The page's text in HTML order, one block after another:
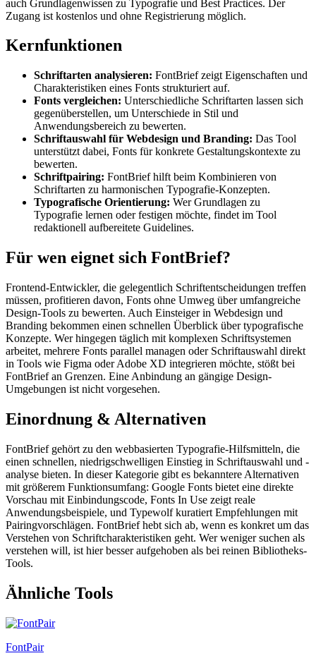
auch Grundlagenwissen zu Typografie und Best Practices. Der
Zugang ist kostenlos und ohne Registrierung möglich.
Kernfunktionen
Schriftarten analysieren: FontBrief zeigt Eigenschaften und
Charakteristiken eines Fonts strukturiert auf.
Fonts vergleichen: Unterschiedliche Schriftarten lassen sich
gegenüberstellen, um Unterschiede in Stil und
Anwendungsbereich zu bewerten.
Schriftauswahl für Webdesign und Branding: Das Tool
unterstützt dabei, Fonts für konkrete Gestaltungskontexte zu
bewerten.
Schriftpairing: FontBrief hilft beim Kombinieren von
Schriftarten zu harmonischen Typografie-Konzepten.
Typografische Orientierung: Wer Grundlagen zu
Typografie lernen oder festigen möchte, findet im Tool
redaktionell aufbereitete Guidelines.
Für wen eignet sich FontBrief?
Frontend-Entwickler, die gelegentlich Schriftentscheidungen treffen
müssen, profitieren davon, Fonts ohne Umweg über umfangreiche
Design-Tools zu bewerten. Auch Einsteiger in Webdesign und
Branding bekommen einen schnellen Überblick über typografische
Konzepte. Wer hingegen täglich mit komplexen Schriftsystemen
arbeitet, mehrere Fonts parallel managen oder Schriftauswahl direkt
in Tools wie Figma oder Adobe XD integrieren möchte, stößt bei
FontBrief an Grenzen. Eine Anbindung an gängige Design-
Umgebungen ist nicht vorgesehen.
Einordnung & Alternativen
FontBrief gehört zu den webbasierten Typografie-Hilfsmitteln, die
einen schnellen, niedrigschwelligen Einstieg in Schriftauswahl und -
analyse bieten. In dieser Kategorie gibt es bekanntere Alternativen
mit größerem Funktionsumfang: Google Fonts bietet eine direkte
Vorschau mit Einbindungscode, Fonts In Use zeigt reale
Anwendungsbeispiele, und Typewolf kuratiert Empfehlungen mit
Pairingvorschlägen. FontBrief hebt sich ab, wenn es konkret um das
Verstehen von Schriftcharakteristiken geht. Wer weniger suchen als
verstehen will, ist hier besser aufgehoben als bei reinen Bibliotheks-
Tools.
Ähnliche Tools
FontPair